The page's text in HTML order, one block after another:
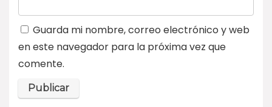
Guarda mi nombre, correo electrónico y web
en este navegador para la próxima vez que
comente.